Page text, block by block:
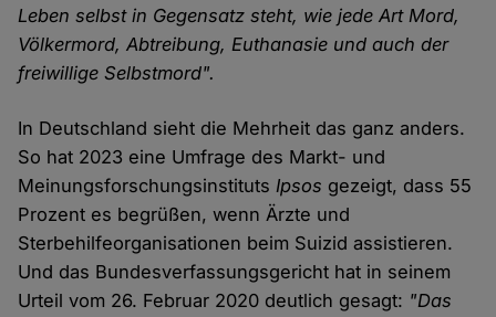
Leben selbst in Gegensatz steht, wie jede Art Mord,
Völkermord, Abtreibung, Euthanasie und auch der
freiwillige Selbstmord".
In Deutschland sieht die Mehrheit das ganz anders.
So hat 2023 eine Umfrage des Markt- und
MeinungsforschungsinstitutsIpsos gezeigt, dass 55
Prozent es begrüßen, wenn Ärzte und
Sterbehilfeorganisationen beim Suizid assistieren.
Und das Bundesverfassungsgericht hat in seinem
Urteil vom 26. Februar 2020 deutlich gesagt: "Das